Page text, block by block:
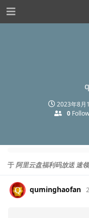
2023年8月
0
于 阿里云盘福利码放送 速
Q quminghaofan